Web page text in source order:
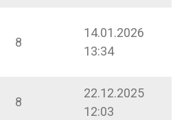
8
14.01.2026
13:34
8
22.12.2025
12:03